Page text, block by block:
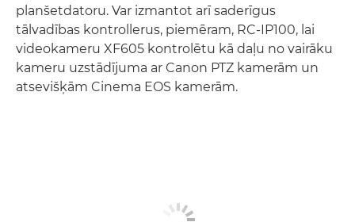
planšetdatoru. Var izmantot arī saderīgus
tālvadības kontrollerus, piemēram, RC-IP100, lai
videokameru XF605 kontrolētu kā daļu no vairāku
kameru uzstādījuma ar Canon PTZ kamerām un
atsevišķām Cinema EOS kamerām.